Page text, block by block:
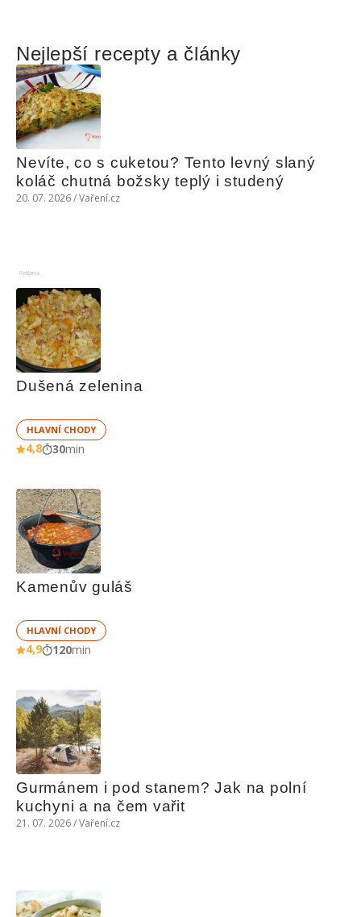
Nejlepší recepty a články
Nevíte, co s cuketou? Tento levný slaný
koláč chutná božsky teplý i studený
20. 07. 2026 / Vaření.cz
Reklama
Dušená zelenina
HLAVNÍ CHODY
4,8 30min
Kamenův guláš
HLAVNÍ CHODY
4,9 120min
Gurmánem i pod stanem? Jak na polní
kuchyni a na čem vařit
21. 07. 2026 / Vaření.cz